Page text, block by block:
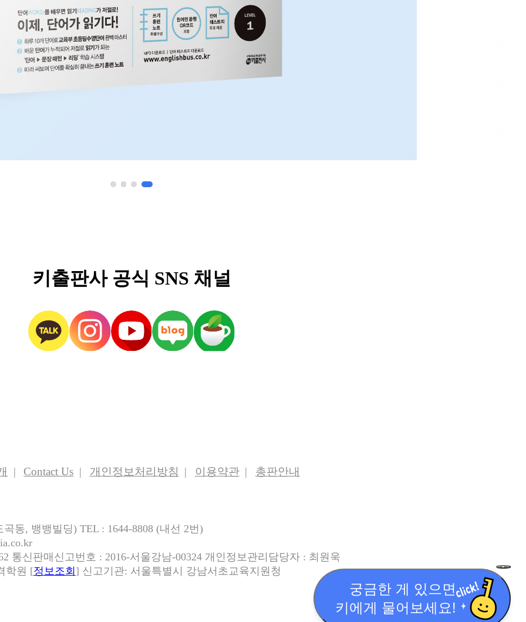
키출판사 공식 SNS 채널
카
카
오
인
스
타
유
튜
브
네
이
버
블
이
Contact Us 개인정보처리방침 이용약관 총판안내
동, 뱅뱅빌딩) TEL : 1644-8808 (내선 2번)
통신판매신고번호 : 2016-서울강남-00324 개인정보관리담당자 : 최원욱
학원 [정보조회 ] 신고기관: 서울특별시 강남서초교육지원청
궁금한 게 있으면
키에게 물어보세요!
퀵
메
뉴
닫
기